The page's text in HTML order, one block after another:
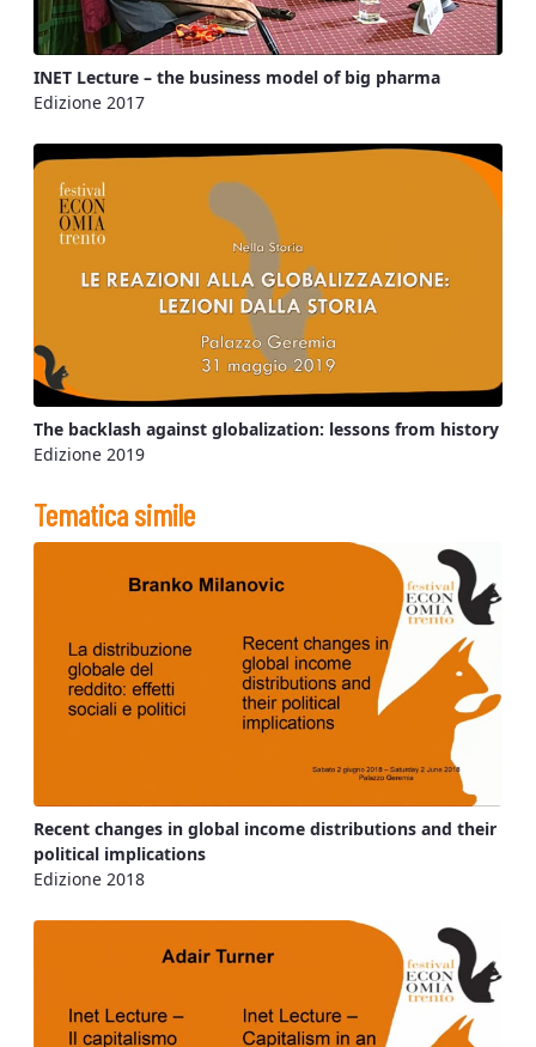
INET Lecture – the business model of big pharma
Edizione 2017
The backlash against globalization: lessons from history
Edizione 2019
Tematica simile
Recent changes in global income distributions and their
political implications
Edizione 2018